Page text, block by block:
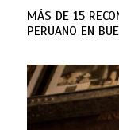
MÁS DE 15
PERUANO EN